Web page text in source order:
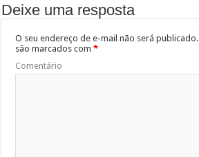
Deixe uma resposta
O seu endereço de e-mail não será publicado.
são marcados com*
Comentário